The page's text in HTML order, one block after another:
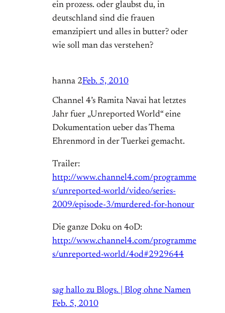
ein prozess. oder glaubst du, in
deutschland sind die frauen
emanzipiert und alles in butter? oder
wie soll man das verstehen?
hanna 2Feb. 5, 2010
Channel 4’s Ramita Navai hat letztes
Jahr fuer „Unreported World“ eine
Dokumentation ueber das Thema
Ehrenmord in der Tuerkei gemacht.
Trailer:
http://www.channel4.com/programme
s/unreported-world/video/series-
2009/episode-3/murdered-for-honour
Die ganze Doku on 4oD:
http://www.channel4.com/programme
s/unreported-world/4od#2929644
sag hallo zu Blogs. | Blog ohne Namen
Feb. 5, 2010